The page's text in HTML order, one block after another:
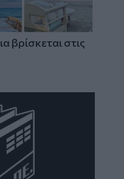
βρίσκεται στις